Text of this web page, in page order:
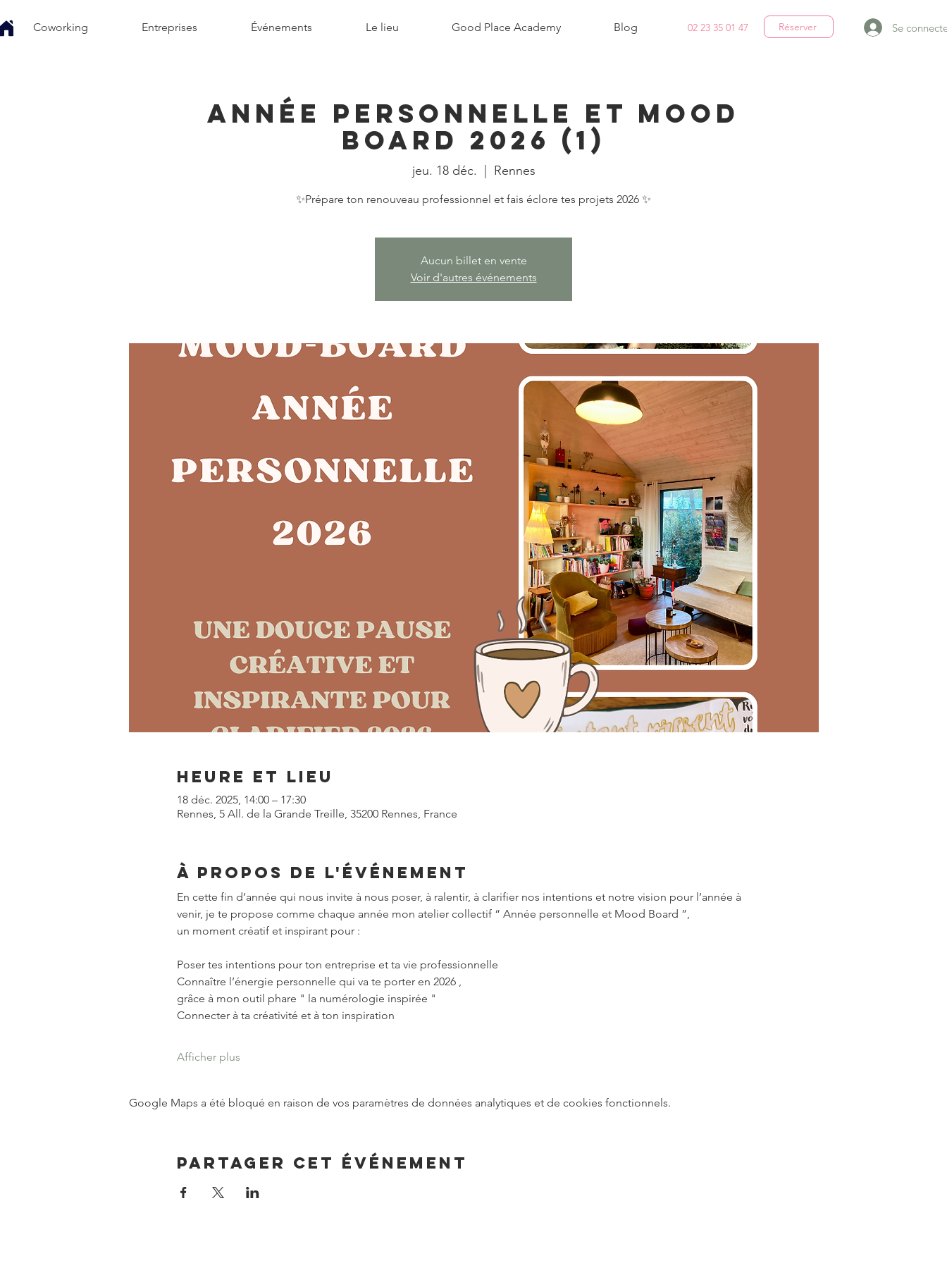
Coworking Entreprises Événements Le lieu Good Place Academy Blog 02 23 35 01 47 Réserver Se
Année Personnelle et Mood
Board 2026 (1)
jeu. 18 déc. Rennes
✨Prépare ton renouveau professionnel et fais éclore tes projets 2026 ✨
Aucun billet en vente
Voir d'autres événements
Heure et lieu
18 déc. 2025, 14:00 – 17:30
Rennes, 5 All. de la Grande Treille, 35200 Rennes, France
À propos de l'événement
En cette fin d’année qui nous invite à nous poser, à ralentir, à clarifier nos intentions et notre vision pour l’année à
venir, je te propose comme chaque année mon atelier collectif “ Année personnelle et Mood Board ”,
un moment créatif et inspirant pour :
Poser tes intentions pour ton entreprise et ta vie professionnelle
Connaître l’énergie personnelle qui va te porter en 2026 ,
grâce à mon outil phare " la numérologie inspirée "
Connecter à ta créativité et à ton inspiration
Afficher plus
Google Maps a été bloqué en raison de vos paramètres de données analytiques et de cookies fonctionnels.
Partager cet événement